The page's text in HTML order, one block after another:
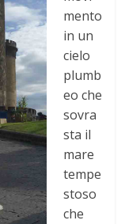
mento
in un
cielo
plumb
eo che
sovra
sta il
mare
tempe
stoso
che